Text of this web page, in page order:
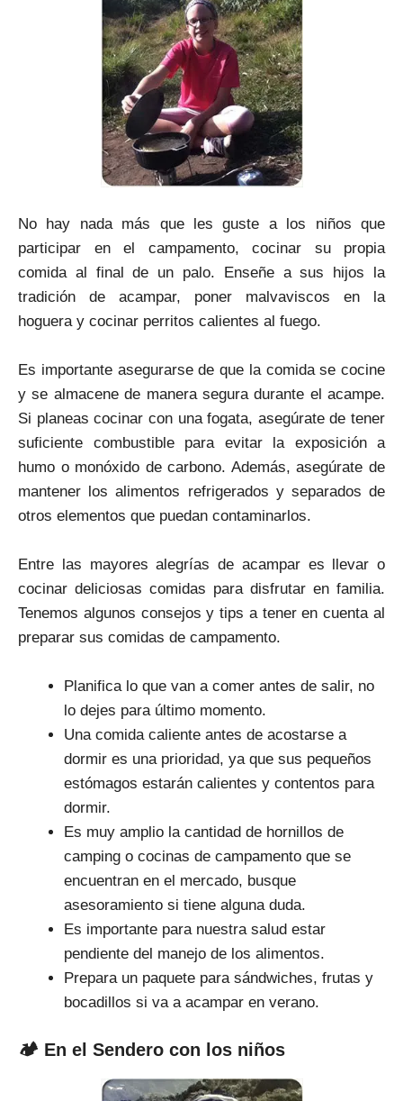
No hay nada más que les guste a los niños que
participar en el campamento, cocinar su propia
comida al final de un palo. Enseñe a sus hijos la
tradición de acampar, poner malvaviscos en la
hoguera y cocinar perritos calientes al fuego.
Es importante asegurarse de que la comida se cocine
y se almacene de manera segura durante el acampe.
Si planeas cocinar con una fogata, asegúrate de tener
suficiente combustible para evitar la exposición a
humo o monóxido de carbono. Además, asegúrate de
mantener los alimentos refrigerados y separados de
otros elementos que puedan contaminarlos.
Entre las mayores alegrías de acampar es llevar o
cocinar deliciosas comidas para disfrutar en familia.
Tenemos algunos consejos y tips a tener en cuenta al
preparar sus comidas de campamento.
Planifica lo que van a comer antes de salir, no
lo dejes para último momento.
Una comida caliente antes de acostarse a
dormir es una prioridad, ya que sus pequeños
estómagos estarán calientes y contentos para
dormir.
Es muy amplio la cantidad de hornillos de
camping o cocinas de campamento que se
encuentran en el mercado, busque
asesoramiento si tiene alguna duda.
Es importante para nuestra salud estar
pendiente del manejo de los alimentos.
Prepara un paquete para sándwiches, frutas y
bocadillos si va a acampar en verano.
🏕 En el Sendero con los niños